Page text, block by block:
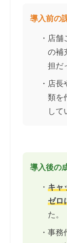
導入前の
・店
の補
担だ
・店
類を
して
導入後の
・ キャ
ゼロ
た。
・事